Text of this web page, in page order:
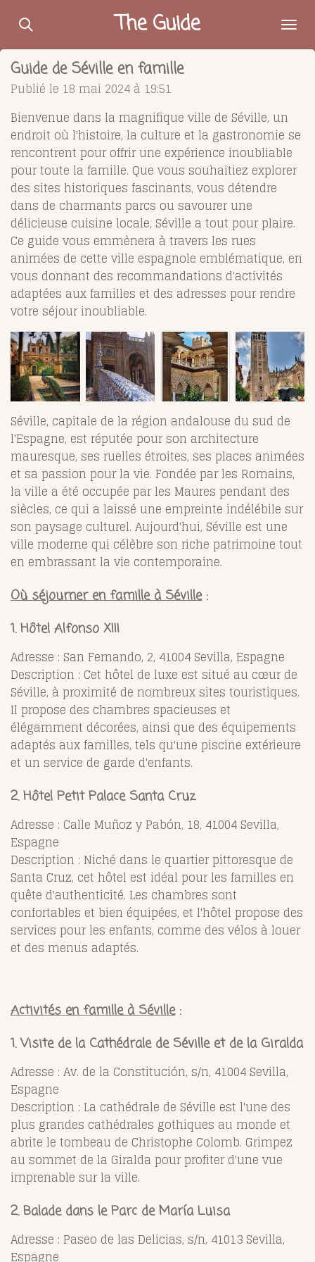
Passer
contenu
principal
The Guide
Guide de Séville en famille
Publié le 18 mai 2024 à 19:51
Bienvenue dans la magnifique ville de Séville, un
endroit où l'histoire, la culture et la gastronomie se
rencontrent pour offrir une expérience inoubliable
pour toute la famille. Que vous souhaitiez explorer
des sites historiques fascinants, vous détendre
dans de charmants parcs ou savourer une
délicieuse cuisine locale, Séville a tout pour plaire.
Ce guide vous emmènera à travers les rues
animées de cette ville espagnole emblématique, en
vous donnant des recommandations d'activités
adaptées aux familles et des adresses pour rendre
votre séjour inoubliable.
Séville, capitale de la région andalouse du sud de
l'Espagne, est réputée pour son architecture
mauresque, ses ruelles étroites, ses places animées
et sa passion pour la vie. Fondée par les Romains,
la ville a été occupée par les Maures pendant des
siècles, ce qui a laissé une empreinte indélébile sur
son paysage culturel. Aujourd'hui, Séville est une
ville moderne qui célèbre son riche patrimoine tout
en embrassant la vie contemporaine.
Où séjourner en famille à Séville:
1. Hôtel Alfonso XIII
Adresse : San Fernando, 2, 41004 Sevilla, Espagne
Description : Cet hôtel de luxe est situé au cœur de
Séville, à proximité de nombreux sites touristiques.
Il propose des chambres spacieuses et
élégamment décorées, ainsi que des équipements
adaptés aux familles, tels qu'une piscine extérieure
et un service de garde d'enfants.
2. Hôtel Petit Palace Santa Cruz
Adresse : Calle Muñoz y Pabón, 18, 41004 Sevilla,
Espagne
Description : Niché dans le quartier pittoresque de
Santa Cruz, cet hôtel est idéal pour les familles en
quête d'authenticité. Les chambres sont
confortables et bien équipées, et l'hôtel propose des
services pour les enfants, comme des vélos à louer
et des menus adaptés.
Activités en famille à Séville:
1. Visite de la Cathédrale de Séville et de la Giralda
Adresse : Av. de la Constitución, s/n, 41004 Sevilla,
Espagne
Description : La cathédrale de Séville est l'une des
plus grandes cathédrales gothiques au monde et
abrite le tombeau de Christophe Colomb. Grimpez
au sommet de la Giralda pour profiter d'une vue
imprenable sur la ville.
2. Balade dans le Parc de María Luisa
Adresse : Paseo de las Delicias, s/n, 41013 Sevilla,
Espagne